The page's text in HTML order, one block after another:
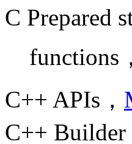
C Prepared
functions，
C++ APIs，
C++ Builder